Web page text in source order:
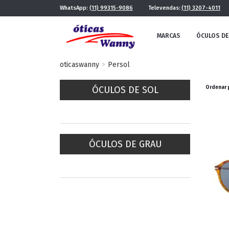
WhatsApp: (11) 99315-9086 Televendas: (11) 3207-4011
MARCAS ÓCULOS
MASCULINO
oticaswanny Persol
ÓCULOS DE SOL
ÓCULOS DE GRAU
Ordenar